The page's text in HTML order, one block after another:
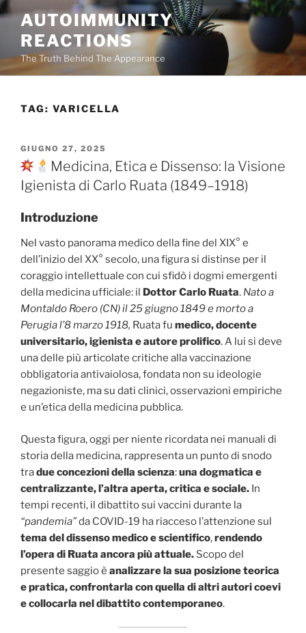
Salta
contenuto
AUTOIMMUNITY
REACTIONS
The Truth Behind The Appearance
TAG: VARICELLA
PUBBLICATO
IL
GIUGNO 27, 2025
Medicina, Etica e Dissenso: la Visione
Igienista di Carlo Ruata (1849–1918)
Introduzione
Nel vasto panorama medico della fine del XIX° e
dell’inizio del XX° secolo, una figura si distinse per il
coraggio intellettuale con cui sfidò i dogmi emergenti
della medicina ufficiale: il Dottor Carlo Ruata. Nato a
Montaldo Roero (CN) il 25 giugno 1849 e morto a
Perugia l’8 marzo 1918, Ruata fu medico, docente
universitario, igienista e autore prolifico. A lui si deve
una delle più articolate critiche alla vaccinazione
obbligatoria antivaiolosa, fondata non su ideologie
negazioniste, ma su dati clinici, osservazioni empiriche
e un’etica della medicina pubblica.
Questa figura, oggi per niente ricordata nei manuali di
storia della medicina, rappresenta un punto di snodo
tradue concezioni della scienza:una dogmatica e
centralizzante, l’altra aperta, critica e sociale. In
tempi recenti, il dibattito sui vaccini durante la
“pandemia”da COVID-19 ha riacceso l’attenzione sul
tema del dissenso medico e scientifico,rendendo
l’opera di Ruata ancora più attuale. Scopo del
presente saggio è analizzare la sua posizione teorica
e pratica, confrontarla con quella di altri autori coevi
e collocarla nel dibattito contemporaneo.